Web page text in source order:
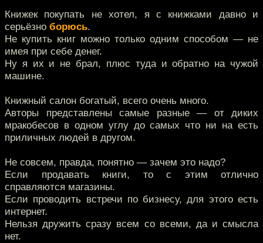
Книжек покупать не хотел, я с книжками давно и
серьёзно борюсь.
Не купить книг можно только одним способом — не
имея при себе денег.
Ну я их и не брал, плюс туда и обратно на чужой
машине.
Книжный салон богатый, всего очень много.
Авторы представлены самые разные — от диких
мракобесов в одном углу до самых что ни на есть
приличных людей в другом.
Не совсем, правда, понятно — зачем это надо?
Если продавать книги, то с этим отлично
справляются магазины.
Если проводить встречи по бизнесу, для этого есть
интернет.
Нельзя дружить сразу всем со всеми, да и смысла
нет.